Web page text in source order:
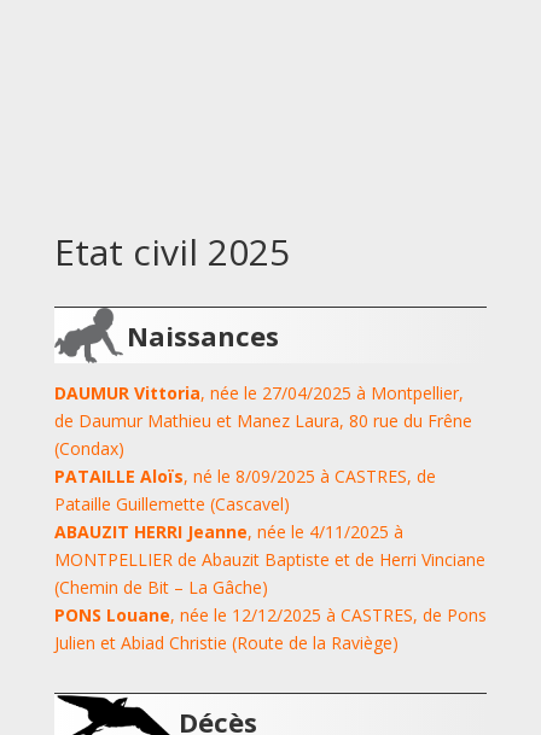
Etat civil 2025
Naissances
DAUMUR Vittoria, née le 27/04/2025 à Montpellier,
de Daumur Mathieu et Manez Laura, 80 rue du Frêne
(Condax)
PATAILLE Aloïs, né le 8/09/2025 à CASTRES, de
Pataille Guillemette (Cascavel)
ABAUZIT HERRI Jeanne, née le 4/11/2025 à
MONTPELLIER de Abauzit Baptiste et de Herri Vinciane
(Chemin de Bit – La Gâche)
PONS Louane, née le 12/12/2025 à CASTRES, de Pons
Julien et Abiad Christie (Route de la Raviège)
Décès